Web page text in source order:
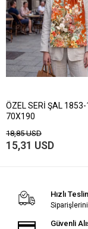
ÖZEL SERİ ŞAL 1853-
70X190
18,85 USD
15,31 USD
Hızlı
Güvenli